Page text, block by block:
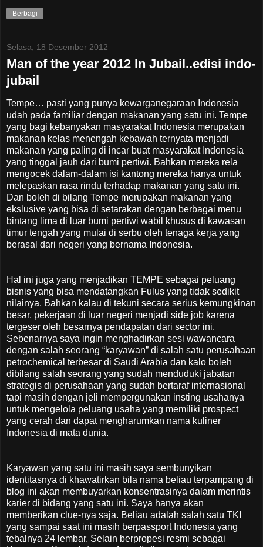
Berbagi
Selasa, 18 Desember 2012
Man of the year 2012 In Jubail..edisi indo-
jubail
Tempe… pasti yang punya kewarganegaraan Indonesia
udah pada familiar dengan makanan yang satu ini. Tempe
yang bagi kebanyakan masyarakat Indonesia merupakan
makanan kelas menengah kebawah ternyata menjadi
makanan yang paling di incar buat masyarakat Indonesia
yang tinggal jauh dari bumi pertiwi. Bahkan mereka rela
mengocek dalam-dalam isi kantong mereka hanya untuk
melepaskan rasa rindu terhadap makanan yang satu ini.
Dan boleh di bilang Tempe merupakan makanan yang
ekslusive yang bisa di setarakan dengan berbagai menu
bintang lima di luar bumi pertiwi wabil khusus di kawasan
timur tengah yang mulai di serbu oleh tenaga kerja yang
berasal dari negeri yang bernama Indonesia.
Hal ini juga yang menjadikan TEMPE sebagai peluang
bisnis yang bisa mendatangkan Fulus yang tidak sedikit
nilainya. Bahkan kalau di tekuni secara serius kemungkinan
besar, pekerjaan di luar negeri menjadi side job karena
tergeser oleh besarnya pendapatan dari sector ini.
Sebenarnya saya ingin menghadirkan sesi wawancara
dengan salah seorang “karyawan” di salah satu perusahaan
petrochemical terbesar di Saudi Arabia dan kalo boleh
dibilang salah seorang yang sudah menduduki jabatan
strategis di perusahaan yang sudah bertaraf internasional
tapi masih dengan jeli mempergunakan insting usahanya
untuk mengelola peluang usaha yang memiliki prospect
yang cerah dan dapat mengharumkan nama kuliner
Indonesia di mata dunia.
Karyawan yang satu ini masih saya sembunyikan
identitasnya di khawatirkan bila nama beliau terpampang di
blog ini akan membuyarkan konsentrasinya dalam merintis
karier di bidang yang satu ini. Saya hanya akan
memberikan clue-nya saja. Beliau adalah salah satu TKI
yang sampai saat ini masih berpassport Indonesia yang
tebalnya 24 lembar. Selain berpropesi resmi sebagai